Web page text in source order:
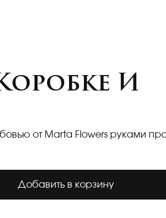
И
от Marta Flowers руками
Добавить в корзину